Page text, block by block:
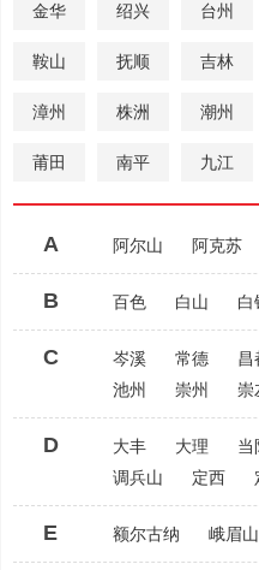
金华 绍兴 台州
鞍山 抚顺 吉林
漳州 株洲 潮州
莆田 南平 九江
A 阿尔山 阿克苏
B 百色 白山 白
C 岑溪 常德 昌
池州
崇州 崇
D 大丰 大理 当
调兵山
定西
E 额尔古纳 峨眉山